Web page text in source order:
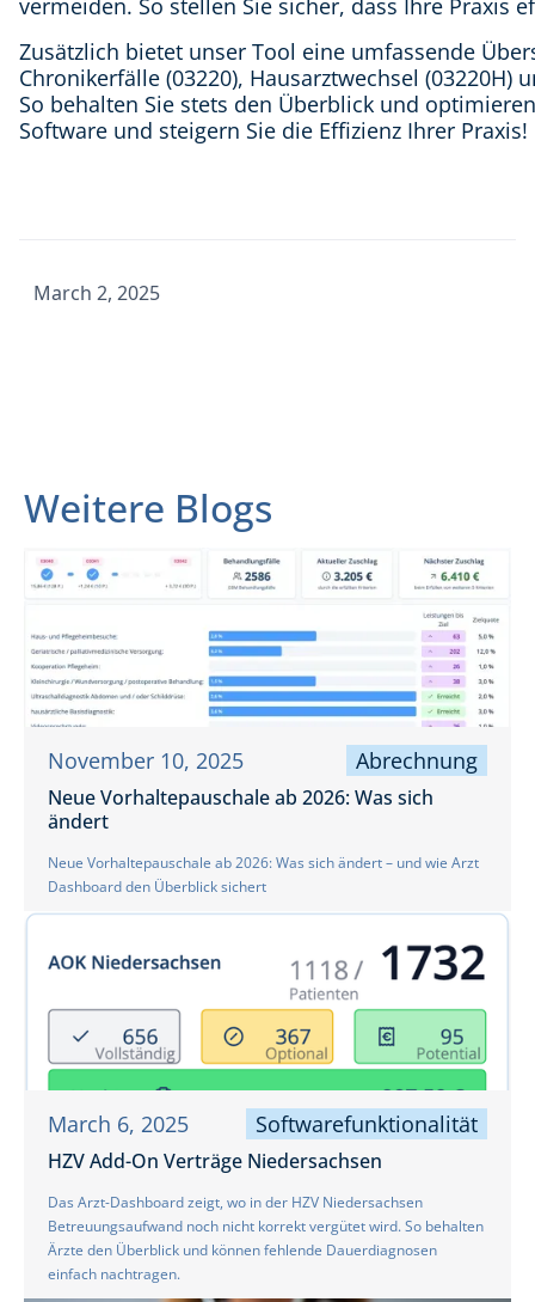
Zusätzlich bietet unser Tool eine umfassende
Chronikerfälle (03220), Hausarztwechsel
So behalten Sie stets den Überblick und
Software und steigern Sie die Effizienz Ihrer Praxis!
March 2, 2025
Weitere Blogs
November 10, 2025 Abrechnung
Neue Vorhaltepauschale ab 2026: Was sich
ändert
Neue Vorhaltepauschale ab 2026: Was sich ändert – und wie Arzt
Dashboard den Überblick sichert
March 6, 2025 Softwarefunktionalität
HZV Add-On Verträge Niedersachsen
Das Arzt-Dashboard zeigt, wo in der HZV Niedersachsen
Betreuungsaufwand noch nicht korrekt vergütet wird. So behalten
Ärzte den Überblick und können fehlende Dauerdiagnosen
einfach nachtragen.